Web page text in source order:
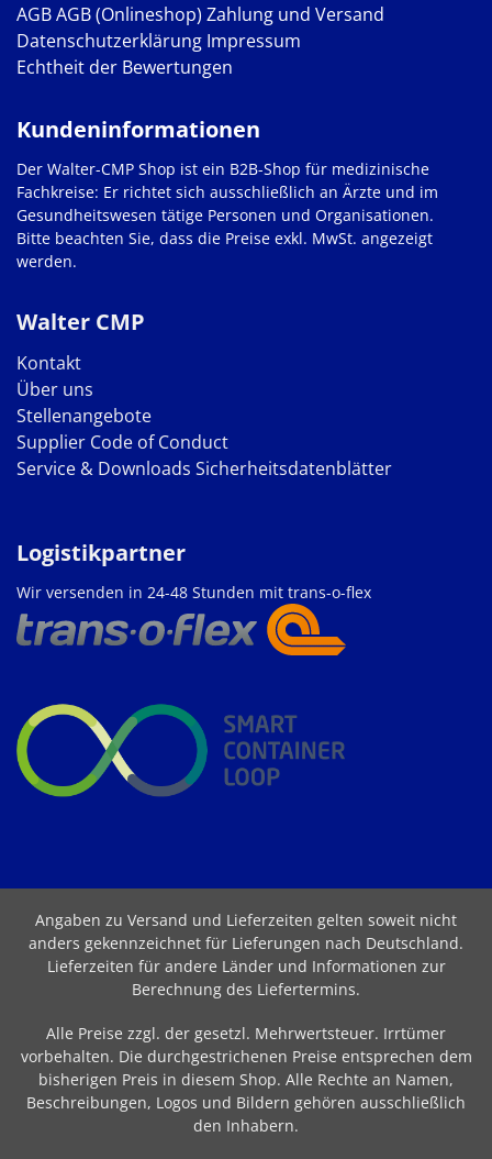
AGBAGB (Onlineshop) Zahlung und Versand
Datenschutzerklärung Impressum
Echtheit der Bewertungen
Walter CMP
Kontakt
Über uns
Stellenangebote
Supplier Code of Conduct
Service & Downloads Sicherheitsdatenblätter
Kundeninformationen
Der Walter-CMP Shop ist ein B2B-Shop für medizinische
Fachkreise: Er richtet sich ausschließlich an Ärzte und im
Gesundheitswesen tätige Personen und Organisationen.
Bitte beachten Sie, dass die Preise exkl. MwSt. angezeigt
werden.
Logistikpartner
Wir versenden in 24-48 Stunden mit trans-o-flex
Angaben zu Versand und Lieferzeiten gelten soweit nicht
anders gekennzeichnet für Lieferungen nach Deutschland.
Lieferzeiten für andere Länder und Informationen zur
Berechnung des Liefertermins.
Alle Preise zzgl. der gesetzl. Mehrwertsteuer. Irrtümer
vorbehalten. Die durchgestrichenen Preise entsprechen dem
bisherigen Preis in diesem Shop. Alle Rechte an Namen,
Beschreibungen, Logos und Bildern gehören ausschließlich
den Inhabern.